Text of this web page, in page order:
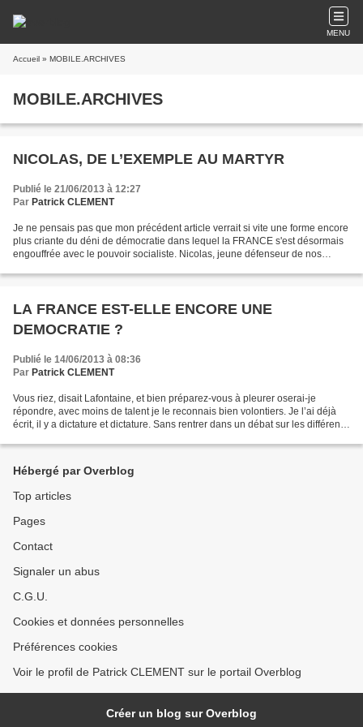
MENU
Accueil » MOBILE.ARCHIVES
MOBILE.ARCHIVES
NICOLAS, DE L’EXEMPLE AU MARTYR
Publié le 21/06/2013 à 12:27
Par Patrick CLEMENT
Je ne pensais pas que mon précédent article verrait si vite une forme encore
plus criante du déni de démocratie dans lequel la FRANCE s'est désormais
engouffrée avec le pouvoir socialiste. Nicolas, jeune défenseur de nos
LA FRANCE EST-ELLE ENCORE UNE
DEMOCRATIE ?
Publié le 14/06/2013 à 08:36
Par Patrick CLEMENT
Vous riez, disait Lafontaine, et bien préparez-vous à pleurer oserai-je
répondre, avec moins de talent je le reconnais bien volontiers. Je l’ai déjà
écrit, il y a dictature et dictature. Sans rentrer dans un débat sur les différents
Hébergé par Overblog
Top articles
Pages
Contact
Signaler un abus
C.G.U.
Cookies et données personnelles
Préférences cookies
Voir le profil de Patrick CLEMENT sur le portail Overblog
Créer un blog sur Overblog